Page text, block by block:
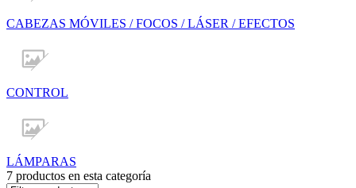
CABEZAS MÓVILES / FOCOS / LÁSER / EFECTOS
CONTROL
LÁMPARAS
7 productos en esta categoría